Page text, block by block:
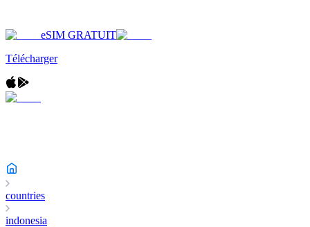
eSIM GRATUIT
Télécharger
countries
indonesia